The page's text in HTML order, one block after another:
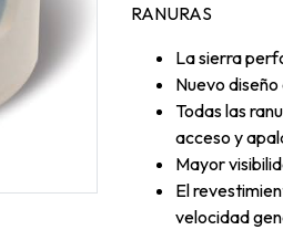
RANURAS
La sierra
Nuevo
Todas las
acceso y
Mayor
El
velocidad